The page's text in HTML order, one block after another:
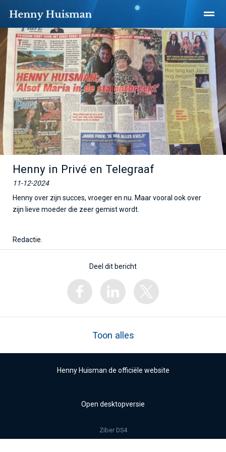
Home Nieuws X
● ● ● ● ● ●
Henny in Privé en Telegraaf
11-12-2024
Henny over zijn succes, vroeger en nu. Maar vooral ook over
zijn lieve moeder die zeer gemist wordt.
Redactie.
Deel dit bericht
Toon alles
Henny Huisman de officiële website
Open desktopversie
Ziber DS4